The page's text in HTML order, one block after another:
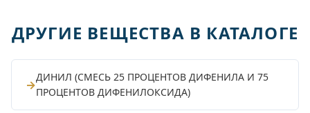
ДРУГИЕ ВЕЩЕСТВА В КАТАЛОГЕ
→ДИНИЛ (СМЕСЬ 25 ПРОЦЕНТОВ ДИФЕНИЛА И 75
ПРОЦЕНТОВ ДИФЕНИЛОКСИДА)